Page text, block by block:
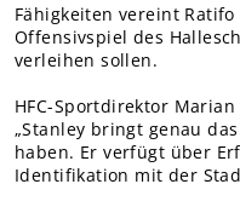
Fähigkeiten vereint
Offensivspiel des
verleihen sollen.
HFC-Sportdirektor
„Stanley bringt genau
haben. Er verfügt über
Identifikation mit der